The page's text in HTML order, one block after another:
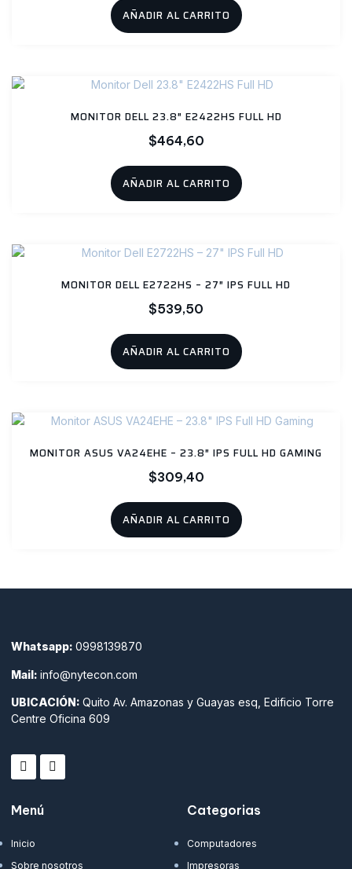
AÑADIR AL CARRITO
MONITOR DELL 23.8″ E2422HS FULL HD
$464,60
AÑADIR AL CARRITO
MONITOR DELL E2722HS – 27″ IPS FULL HD
$539,50
AÑADIR AL CARRITO
MONITOR ASUS VA24EHE – 23.8″ IPS FULL HD GAMING
$309,40
AÑADIR AL CARRITO
Whatsapp: 0998139870
Mail: info@nytecon.com
UBICACIÓN: Quito Av. Amazonas y Guayas esq, Edificio Torre
Centre Oficina 609
Menú
Inicio
Sobre nosotros
Categorias
Computadores
Impresoras